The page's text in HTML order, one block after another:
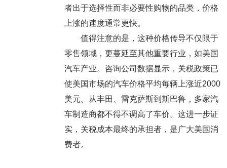
者出于选择性而非必要性购物的品类，价格
上涨的速度通常更快。
值得注意的是，这种价格传导不仅限于
零售领域，更蔓延至其他重要行业，如美国
汽车产业。咨询公司数据显示，关税政策已
使美国市场的汽车价格平均每辆上涨近2000
美元。从丰田、雷克萨斯到斯巴鲁，多家汽
车制造商都不得不调高了车价。这进一步证
实，关税成本最终的承担者，是广大美国消
费者。